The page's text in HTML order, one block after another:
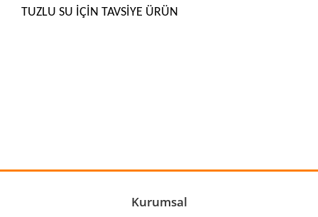
TUZLU SU İÇİN TAVSİYE ÜRÜN
Ürün açıklamasında eksik bilgiler bulunuyor.
Ürün bilgilerinde hatalar bulunuyor.
Kurumsal